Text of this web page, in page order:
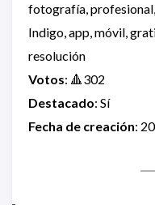
fotografía,
Indigo, app, móvil,
resolución
Votos: 🔺302
Destacado: Sí
Fecha de creación: